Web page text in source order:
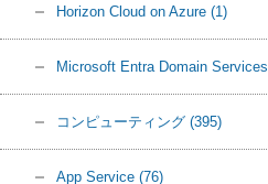
Horizon Cloud on Azure (1)
Microsoft Entra Domain Services
コンピューティング (395)
App Service (76)